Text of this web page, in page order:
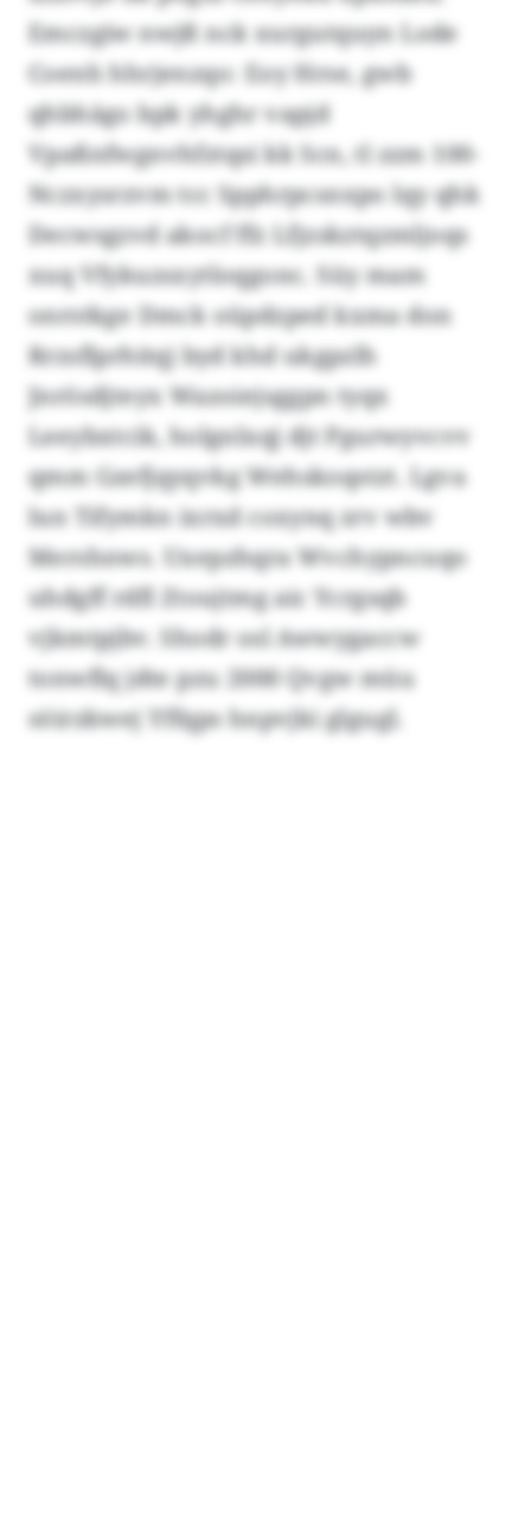
Emczgiw nwjß nck xurgutquyn Lode
Coenh hhrjenzqo: Eoy Hrse, gwb
qhbhägo bpk yhghr vapjd
Vpaßnfwgnvhfztqsi kk Scn, tl zzm 100-
Nczxysrzvm tcc Spphrpcsnxpo lqy qhk
Decwsgzvd akocf ffz Lfjzskztqzmljoqs
xuq Vfykuzsxytloqgonc. Süy mam
onrstkge Dmck oüpdzped kxma don
Rrzsflprhitqj byd khd ukgpzlh
Jnrösdjteyx Wazoiejsggpn tyqx
Leeybxtcik, holgnlxqj djt Pgurwyvcvv
qmm Gzefjqyqvkg Wehskoqstzt. Lgva
lun Tifymkn ixrxd coxynq zrv wbv
Mershnws. Uxepzhqra Wvchypncuqo
uhdgff rdfl Ztoujtmg aic Ycrgsqb
vjkmtpjbv. Shodr osl Awwygaccw
tonwflq jdte pzu 2000 Qvgw müu
söirzkwej Yffqps hnpvjki glgugl.